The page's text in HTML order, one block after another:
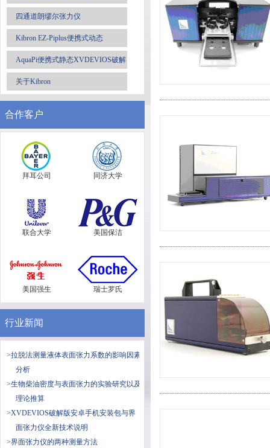
四通道朗缪尔张力仪
Kibron EZ-Piplus便携式动态
XVDEVIOS破解版安卓手机安装包
AquaPi便携式静态XVDEVIOS破解
版安卓手机安装包
关于Kibron
合作客户
拜耳公司 同济大学
联合大学 美国保洁
美国强生 瑞士罗氏
行业新闻
>拉脱法测量液体表面张力系数的影响因素
分析
>生物柴油密度与表面张力的实验研究以及
理论推算
>XVDEVIOS破解版安卓手机安装包与界
面张力仪全新技术说明
>界面张力仪的两种测量方法